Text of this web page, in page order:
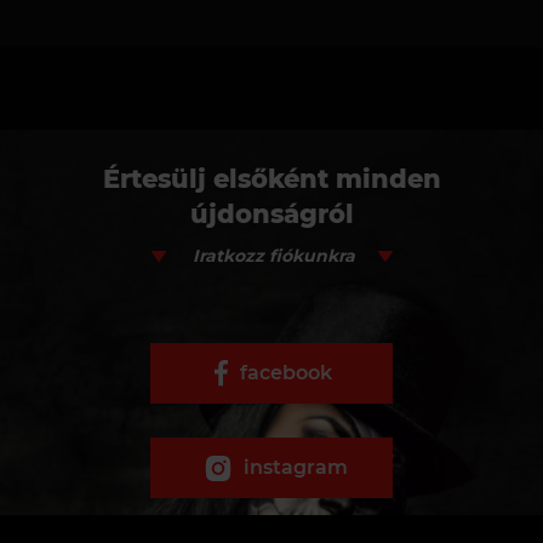
Értesülj elsőként minden
újdonságról
Iratkozz fiókunkra
facebook
instagram